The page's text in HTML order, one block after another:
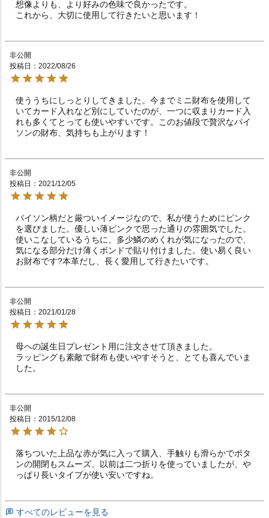
想像よりも、より好みの色味で良かったです。
これから、大切に使用して行きたいと思います！
非公開
投稿日
2022/08/26
使ううちにしっとりしてきました。今までミニ財布を使用して
いてカード入れなど別にしていたのが、一つに収まりカード入
れも多くてとっても使いやすいです。このお値段で贅沢なパイ
ソンの財布、気持ちも上がります！
非公開
投稿日
2021/12/05
パイソン柄だと厳ついイメージなので、私が使うためにピンク
を選びました。優しい薄ピンクで思った通りの雰囲気でした。
使いこなしているうちに、多少鱗のめくれが気になったので、
気になる部分だけ薄くボンドで貼り付けました。使い易く良い
お財布です?本革だし、長く愛用して行きたいです。
非公開
投稿日
2021/01/28
母への誕生日プレゼント用に注文させて頂きました。
ラッピングも素敵で財布も使いやすそうと、とても喜んでいま
した。
非公開
投稿日
2015/12/08
落ちついた上品な赤が気に入って購入、手触りも滑らかでボタ
ンの開閉もスムーズ、以前は二つ折りを使っていましたが、や
っぱり長いタイプが使い安いですね。
すべてのレビューを見る